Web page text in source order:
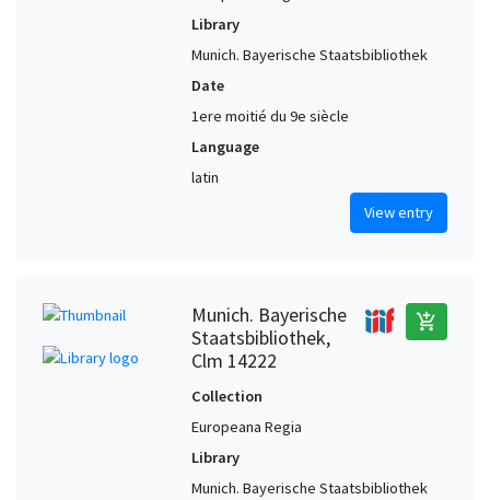
Library
Munich. Bayerische Staatsbibliothek
Date
1ere moitié du 9e siècle
Language
latin
View entry
Munich. Bayerische
Staatsbibliothek,
Clm 14222
add_shopping_cart
Collection
Europeana Regia
Library
Munich. Bayerische Staatsbibliothek